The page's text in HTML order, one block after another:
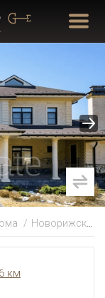
Новорижское
км